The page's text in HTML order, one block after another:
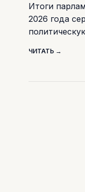
Итоги
2026 года
ЧИТАТЬ →